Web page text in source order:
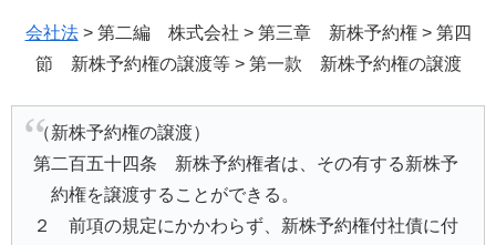
会社法> 第二編 株式会社 > 第三章 新株予約権 > 第四
節 新株予約権の譲渡等 > 第一款 新株予約権の譲渡
（新株予約権の譲渡）
第二百五十四条 新株予約権者は、その有する新株予
約権を譲渡することができる。
２ 前項の規定にかかわらず、新株予約権付社債に付